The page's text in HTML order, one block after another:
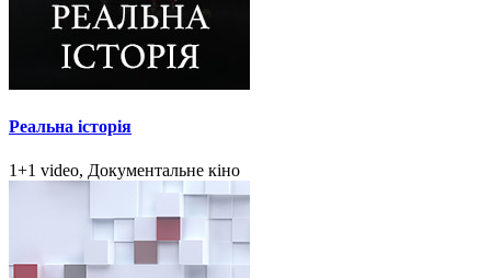
Реальна історія
1+1 video, Документальне кіно